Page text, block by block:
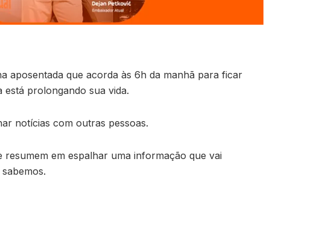
aposentada que acorda às 6h da manhã para ficar
está prolongando sua vida.
notícias com outras pessoas.
em espalhar uma informação que vai